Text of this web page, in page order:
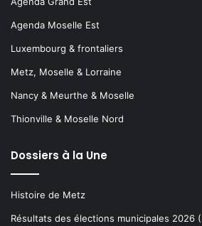
Agenda Moselle Est
Luxembourg & frontaliers
Metz, Moselle & Lorraine
Nancy & Meurthe & Moselle
Thionville & Moselle Nord
Dossiers à la Une
Histoire de Metz
Résultats des élections municipales 2026